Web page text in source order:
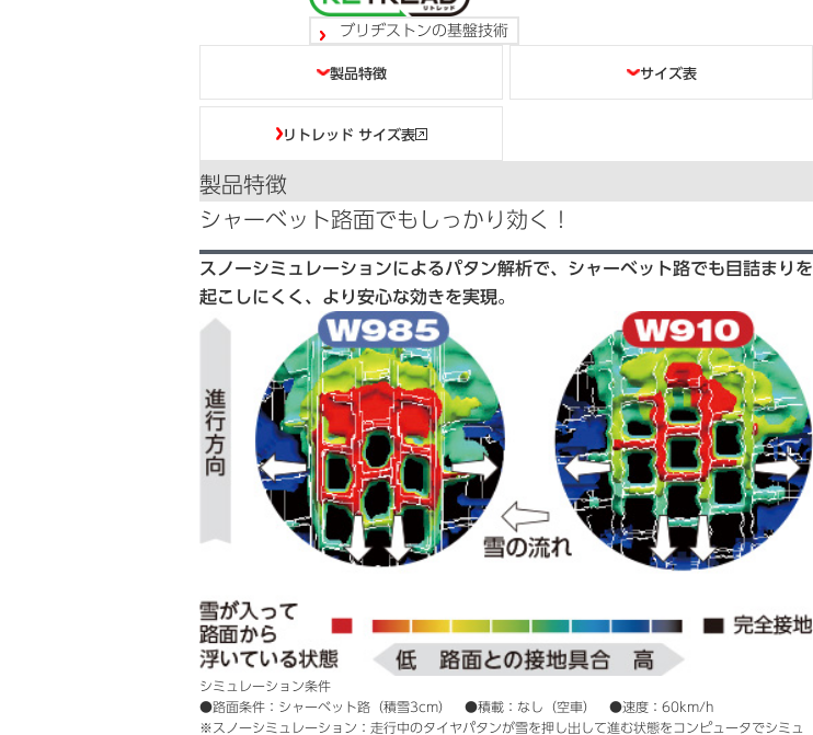
ブリヂストンの基盤技術
製品特徴 サイズ表
リトレッド サイズ表
製品特徴
シャーベット路面でもしっかり効く！
スノーシミュレーションによるパタン解析で、シャーベット路でも目詰まりを
起こしにくく、より安心な効きを実現。
シミュレーション条件
●路面条件：シャーベット路（積雪3cm） ●積載：なし（空車） ●速度：60km/h
※スノーシミュレーション：走行中のタイヤパタンが雪を押し出して進む状態をコンピュータでシミュ